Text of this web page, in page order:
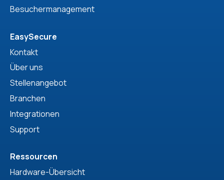
Besuchermanagement
EasySecure
Kontakt
Über uns
Stellenangebot
Branchen
Integrationen
Support
Ressourcen
Hardware-Übersicht